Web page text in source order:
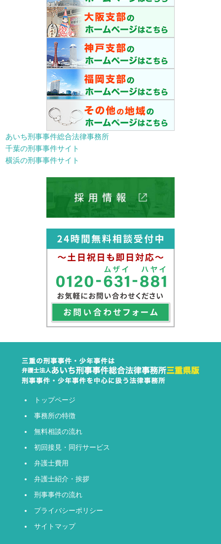
あいち刑事事件総合法律事務所
千葉の刑事事件サイト
横浜の刑事事件サイト
トップページ
事務所の特徴
無料相談の流れ
初回接見・同行サービス
弁護士費用
弁護士紹介・挨拶
刑事事件の流れ
プライバシーポリシー
サイトマップ